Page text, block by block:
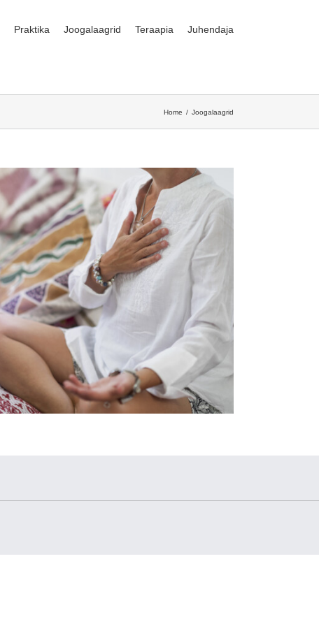
Praktika Joogalaagrid Teraapia Juhendaja
Home Joogalaagrid